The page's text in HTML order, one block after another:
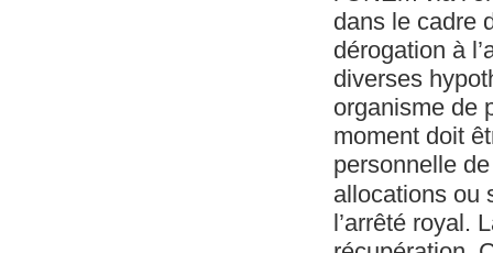
dans le cadre
dérogation à
diverses
organisme de
moment doit
personnelle
allocations ou
l’arrêté royal.